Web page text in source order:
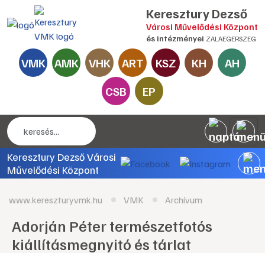
Keresztury Dezső
Városi Művelődési Központ
és intézményei ZALAEGERSZEG
VMK AMK VHK ART KSZ KH
AH
CSB
EP
Keresztury Dezső Városi
Művelődési Központ
www.kereszturyvmk.hu VMK Archívum
Adorján Péter természetfotós
kiállításmegnyitó és tárlat